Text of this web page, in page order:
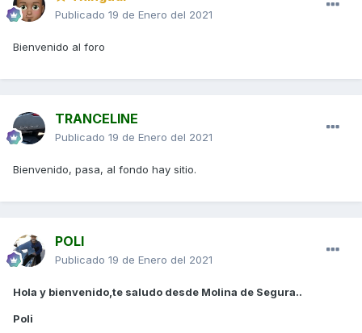
Publicado 19 de Enero del 2021
Bienvenido al foro
TRANCELINE
Publicado 19 de Enero del 2021
Bienvenido, pasa, al fondo hay sitio.
POLI
Publicado 19 de Enero del 2021
Hola y bienvenido,te saludo desde Molina de Segura..
Poli